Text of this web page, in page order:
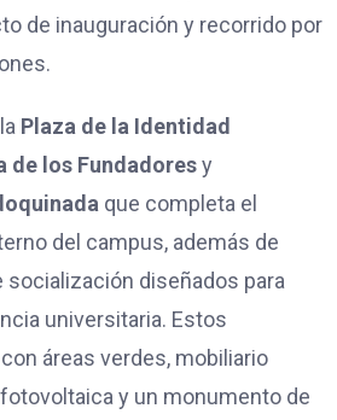
de inauguración y recorrido por
Plaza de la Identidad
de los Fundadoresy
que completa el
del campus, además de
diseñados para
universitaria. Estos
áreas verdes, mobiliario
y un monumento de